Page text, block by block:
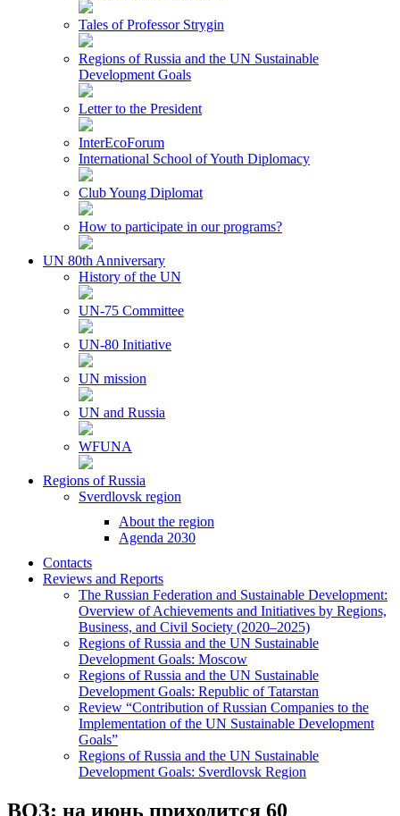
Tales of Professor Strygin
Regions of Russia and the UN Sustainable
Development Goals
Letter to the President
InterEcoForum
International School of Youth Diplomacy
Club Young Diplomat
How to participate in our programs?
UN 80th Anniversary
History of the UN
UN-75 Committee
UN-80 Initiative
UN mission
UN and Russia
WFUNA
Regions of Russia
Sverdlovsk region
About the region
Agenda 2030
Contacts
Reviews and Reports
The Russian Federation and Sustainable Development:
Overview of Achievements and Initiatives by Regions,
Business, and Civil Society (2020–2025)
Regions of Russia and the UN Sustainable
Development Goals: Moscow
Regions of Russia and the UN Sustainable
Development Goals: Republic of Tatarstan
Review “Contribution of Russian Companies to the
Implementation of the UN Sustainable Development
Goals”
Regions of Russia and the UN Sustainable
Development Goals: Sverdlovsk Region
ВОЗ: на июнь приходится 60